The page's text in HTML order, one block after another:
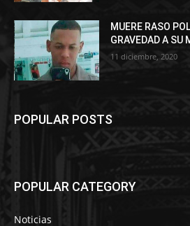
MUERE RASO
GRAVEDAD A SU
11 diciembre, 2020
POPULAR POSTS
POPULAR CATEGORY
Noticias